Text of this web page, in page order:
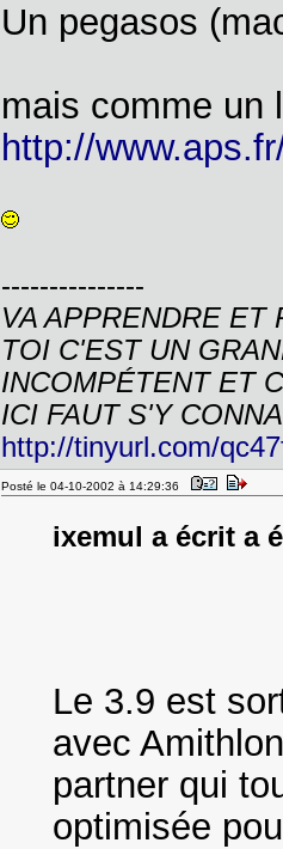
Un pegasos
mais comme un
http://
---------------
VA APPRENDRE ET
TOI C'EST UN
INCOMPÉTENT ET
ICI FAUT S'Y
http://tinyurl.com/
Posté le 04-10-2002 à 14:29:36
ixemul a écrit a
Le 3.9 est
avec
partner qui
optimisée